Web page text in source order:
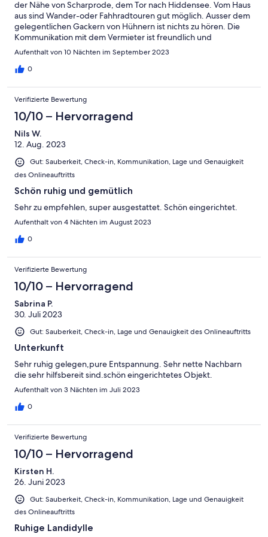
der Nähe von Scharprode, dem Tor nach Hiddensee. Vom Haus
aus sind Wander-oder Fahhradtouren gut möglich. Ausser dem
gelegentlichen Gackern von Hühnern ist nichts zu hören. Die
Kommunikation mit dem Vermieter ist freundlich und
unkompliziert, Das Haus ist vollständig ausgestattet und im EG
vollständig renoviert. Die beiden schnuckeligen Schlafzimmer
befinden unter dem Dach. Einkausmöglichkeiten und
Fazit: Ein rundum gelungener Urlaub.
Aufenthalt von 10 Nächten im September 2023
0
Verifizierte Bewertung
10/10 – Hervorragend
Nils W.
12. Aug. 2023
Gut: Sauberkeit, Check-in, Kommunikation, Lage und Genauigkeit
des Onlineauftritts
Schön ruhig und gemütlich
Sehr zu empfehlen, super ausgestattet. Schön eingerichtet.
Aufenthalt von 4 Nächten im August 2023
0
Verifizierte Bewertung
10/10 – Hervorragend
Sabrina P.
30. Juli 2023
Gut: Sauberkeit, Check-in, Lage und Genauigkeit des Onlineauftritts
Unterkunft
Sehr ruhig gelegen,pure Entspannung. Sehr nette Nachbarn
die sehr hilfsbereit sind.schön eingerichtetes Objekt.
Aufenthalt von 3 Nächten im Juli 2023
0
Verifizierte Bewertung
10/10 – Hervorragend
Kirsten H.
26. Juni 2023
Gut: Sauberkeit, Check-in, Kommunikation, Lage und Genauigkeit
des Onlineauftritts
Ruhige Landidylle